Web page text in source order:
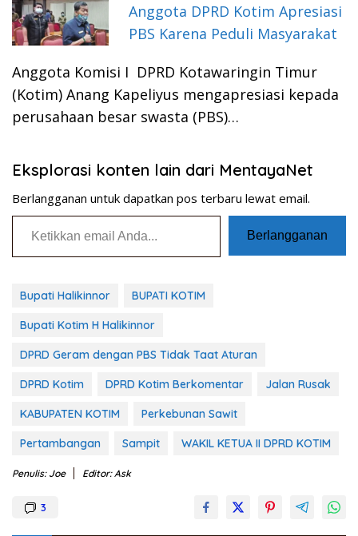
Anggota DPRD Kotim Apresiasi
PBS Karena Peduli Masyarakat
Anggota Komisi I DPRD Kotawaringin Timur
(Kotim) Anang Kapeliyus mengapresiasi kepada
perusahaan besar swasta (PBS)…
Eksplorasi konten lain dari MentayaNet
Berlangganan untuk dapatkan pos terbaru lewat email.
Ketikkan email Anda...
Berlangganan
Bupati Halikinnor BUPATI KOTIM
Bupati Kotim H Halikinnor
DPRD Geram dengan PBS Tidak Taat Aturan
DPRD Kotim DPRD Kotim Berkomentar Jalan Rusak
KABUPATEN KOTIM Perkebunan Sawit
Pertambangan Sampit WAKIL KETUA II DPRD KOTIM
Penulis: Joe Editor: Ask
3